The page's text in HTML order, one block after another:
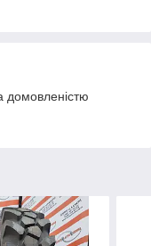
домовленістю